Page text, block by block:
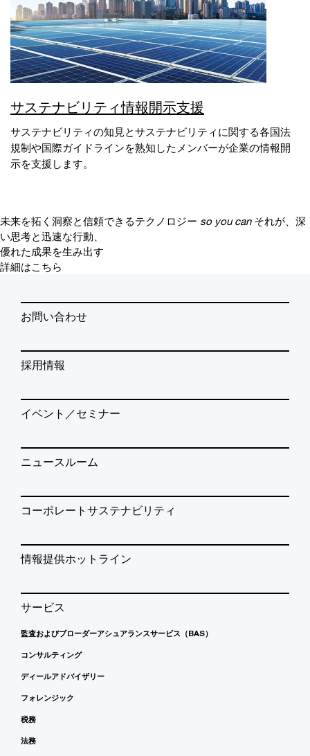
サステナビリティ情報開示支援
サステナビリティの知見とサステナビリティに関する各国法
規制や国際ガイドラインを熟知したメンバーが企業の情報開
示を支援します。
未来を拓く洞察と信頼できるテクノロジー so you can それが、深
い思考と迅速な行動、
優れた成果を生み出す
詳細はこちら
お問い合わせ
採用情報
イベント／セミナー
ニュースルーム
コーポレートサステナビリティ
情報提供ホットライン
サービス
監査およびブローダーアシュアランスサービス（BAS）
コンサルティング
ディールアドバイザリー
フォレンジック
税務
法務